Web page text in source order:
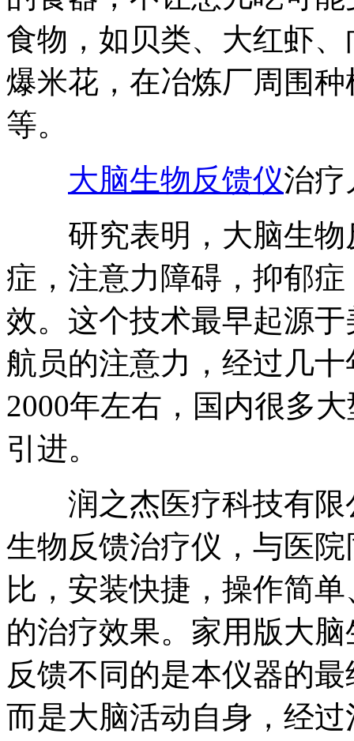
食物，如贝类、大红虾
爆米花，在冶炼厂周围
等。
大脑生物反馈仪治疗
研究表明，大脑生物
症，注意力障碍，抑郁
效。这个技术最早起源
航员的注意力，经过几
2000年左右，国内很多
引进。
润之杰医疗科技有限
生物反馈治疗仪，与医
比，安装快捷，操作简
的治疗效果。家用版大
反馈不同的是本仪器的
而是大脑活动自身，经